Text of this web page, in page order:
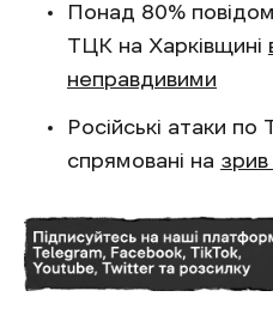
Понад 80%
ТЦК на Харківщині
неправдивими
Російські атаки
спрямовані на зрив